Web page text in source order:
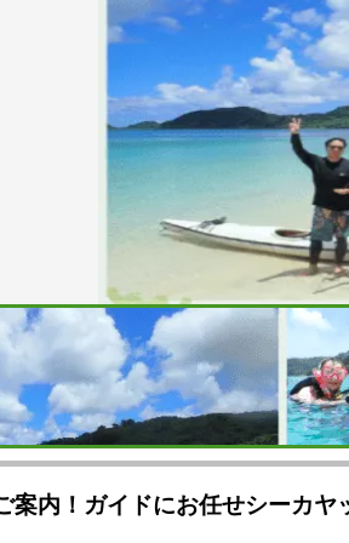
案内！ガイドにお任せシーカヤ